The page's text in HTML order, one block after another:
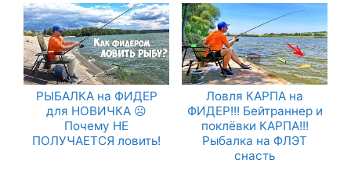
РЫБАЛКА на ФИДЕР
для НОВИЧКА ☹
Почему НЕ
ПОЛУЧАЕТСЯ ловить!
Ловля КАРПА на
ФИДЕР!!! Бейтраннер и
поклёвки КАРПА!!!
Рыбалка на ФЛЭТ
снасть